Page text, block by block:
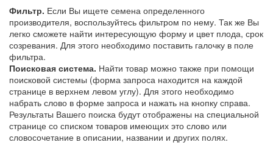
Фильтр. Если Вы ищете семена определенного
производителя, воспользуйтесь фильтром по нему. Так же Вы
легко сможете найти интересующую форму и цвет плода, срок
созревания. Для этого необходимо поставить галочку в поле
фильтра.
Поисковая система. Найти товар можно также при помощи
поисковой системы (форма запроса находится на каждой
странице в верхнем левом углу). Для этого необходимо
набрать слово в форме запроса и нажать на кнопку справа.
Результаты Вашего поиска будут отображены на специальной
странице со списком товаров имеющих это слово или
словосочетание в описании, названии и других полях.